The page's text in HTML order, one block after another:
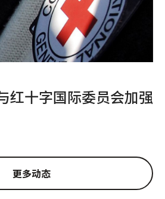
红十字国际委员会加强
更多动态